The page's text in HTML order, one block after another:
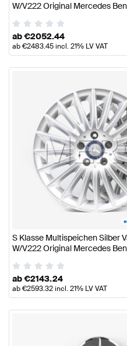
W/V222 Original Mercedes
ab€2052.44
ab€2483.45incl. 21% LV VAT
•
S Klasse Multispeichen Silber
W/V222 Original Mercedes
ab€2143.24
ab€2593.32incl. 21% LV VAT